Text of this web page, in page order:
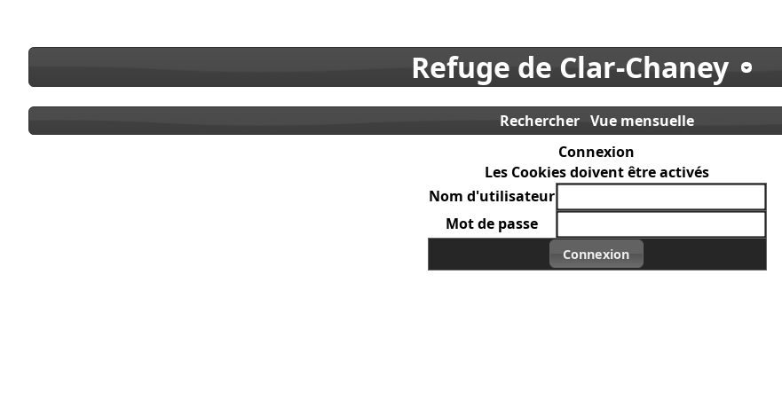
Refuge de Clar-Chaney
Rechercher Vue mensuelle
Connexion
Les Cookies doivent être activés
Nom d'utilisateur
Mot de passe